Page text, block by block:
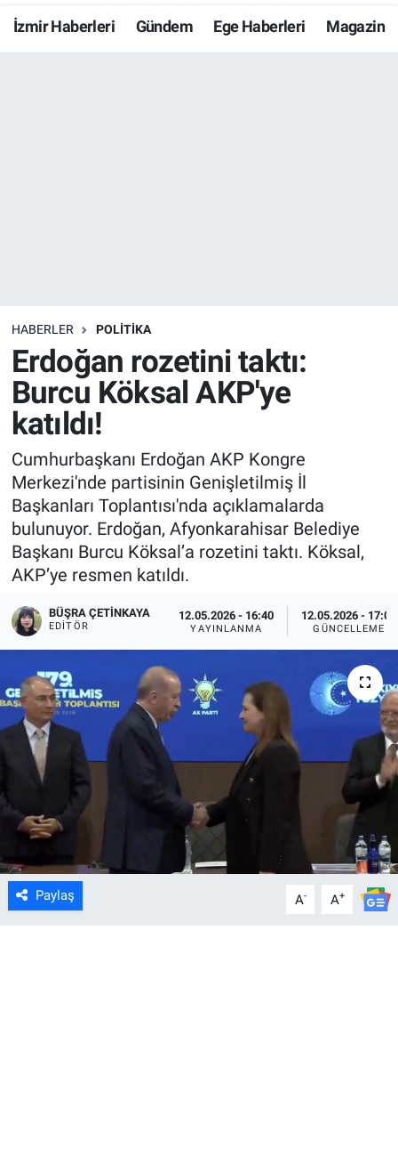
İzmir Haberleri Gündem Ege Haberleri Magazin
HABERLER POLİTİKA
Erdoğan rozetini taktı:
Burcu Köksal AKP'ye
katıldı!
Cumhurbaşkanı Erdoğan AKP Kongre
Merkezi'nde partisinin Genişletilmiş İl
Başkanları Toplantısı'nda açıklamalarda
bulunuyor. Erdoğan, Afyonkarahisar Belediye
Başkanı Burcu Köksal’a rozetini taktı. Köksal,
AKP’ye resmen katıldı.
BÜŞRA ÇETINKAYA
EDITÖR
12.05.2026 - 16:40
YAYINLANMA
12.05.2026 - 17:04
GÜNCELLEME
Paylaş A- A+
Resmi İlanlar